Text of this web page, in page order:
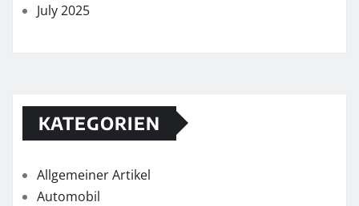
July 2025
KATEGORIEN
Allgemeiner Artikel
Automobil